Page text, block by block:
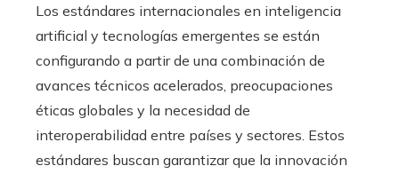
Los estándares internacionales en inteligencia
artificial y tecnologías emergentes se están
configurando a partir de una combinación de
avances técnicos acelerados, preocupaciones
éticas globales y la necesidad de
interoperabilidad entre países y sectores. Estos
estándares buscan garantizar que la innovación